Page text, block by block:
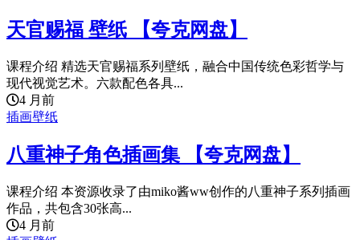
天官赐福 壁纸 【夸克网盘】
课程介绍 精选天官赐福系列壁纸，融合中国传统色彩哲学与
现代视觉艺术。六款配色各具...
4 月前
插画壁纸
八重神子角色插画集 【夸克网盘】
课程介绍 本资源收录了由miko酱ww创作的八重神子系列插画
作品，共包含30张高...
4 月前